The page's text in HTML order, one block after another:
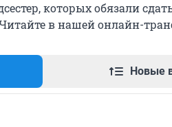
которых обязали
Читайте в нашей онлайн-
Новые